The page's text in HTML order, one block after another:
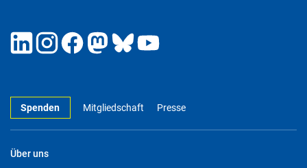
Spenden Mitgliedschaft Presse
Über uns